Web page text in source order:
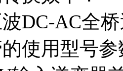
DC-AC全
使用型号参